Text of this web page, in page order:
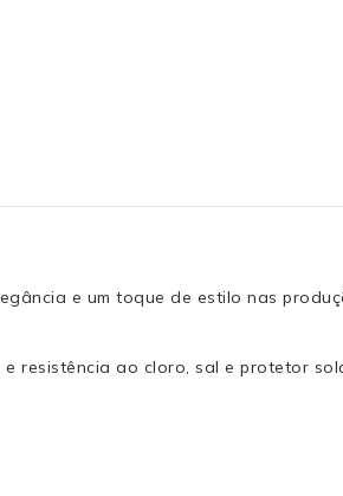
e um toque de estilo nas
resistência ao cloro, sal e protetor